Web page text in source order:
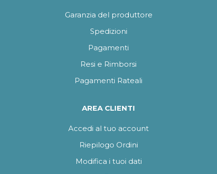
Garanzia del produttore
Spedizioni
Pagamenti
Resi e Rimborsi
Pagamenti Rateali
AREA CLIENTI
Accedi al tuo account
Riepilogo Ordini
Modifica i tuoi dati